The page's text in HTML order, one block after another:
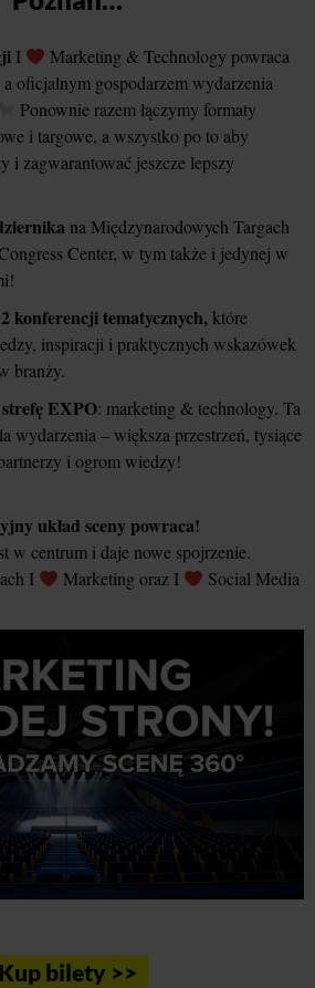
I
Marketing & Technology powraca
oficjalnym gospodarzem wydarzenia
Ponownie razem łączymy formaty
i targowe, a wszystko po to aby
i zagwarantować jeszcze lepszy
na Międzynarodowych Targach
Center, w tym także i jedynej w
konferencji tematycznych, które
inspiracji i praktycznych wskazówek
branży.
strefę EXPO: marketing & technology. Ta
wydarzenia – większa przestrzeń, tysiące
i ogrom wiedzy!
układ sceny powraca!
w centrum i daje nowe spojrzenie.
I
Marketing oraz I Social Media
Kup bilety >>